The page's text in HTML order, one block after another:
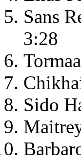
Sans
3:28
Sido